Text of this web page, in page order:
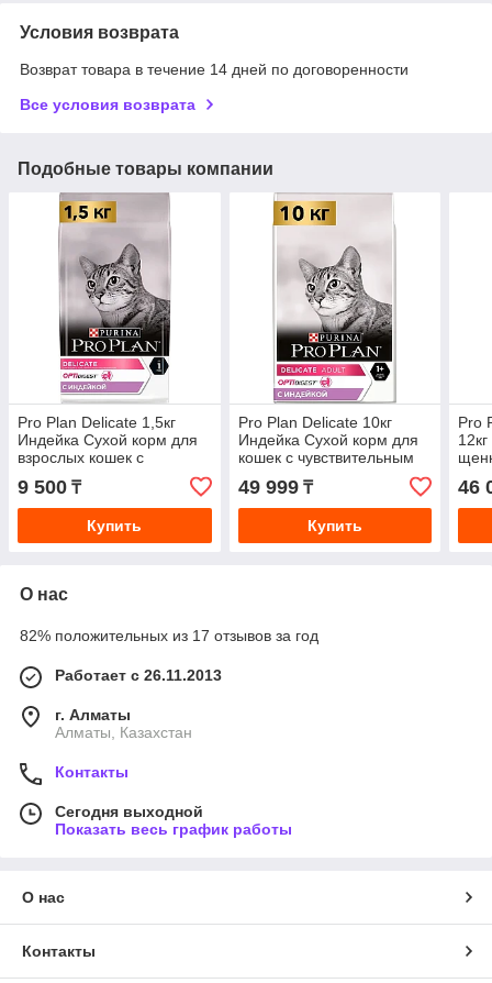
Условия возврата
Возврат товара в течение 14 дней по договоренности
Все условия возврата
Подобные товары компании
Pro Plan Deliсate 1,5кг
Индейка Сухой корм для
взрослых кошек с
чувствительным
пищеварением
9 500 ₸
Купить
Pro Plan Deliсate 10кг
Индейка Сухой корм для
кошек с чувствительным
пищеварением
49 999₸
Купить
Pro
46
О нас
82% положительных из 17 отзывов за год
Работает с 26.11.2013
г. Алматы
Алматы, Казахстан
Контакты
Сегодня выходной
Показать весь график работы
О нас
Контакты